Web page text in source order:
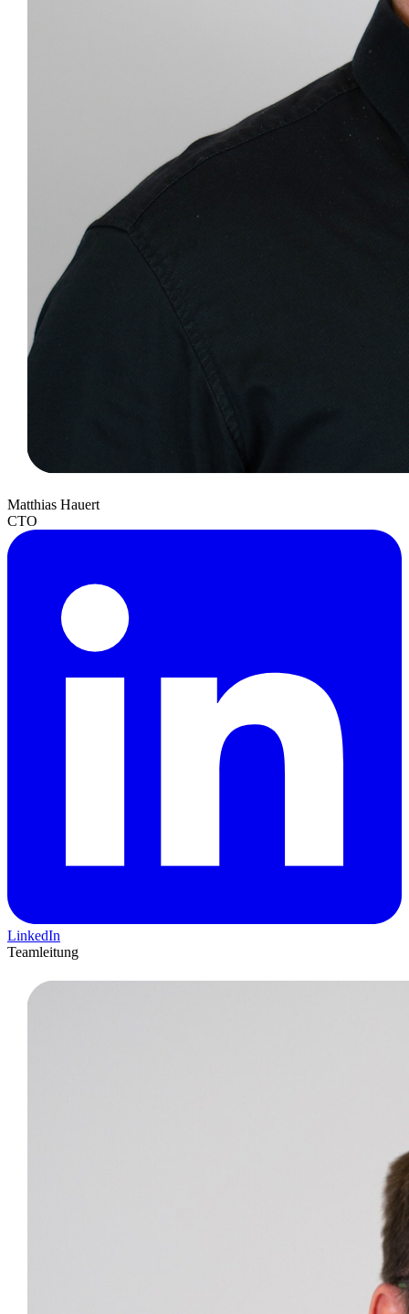
Matthias Hauert
CTO
LinkedIn
Teamleitung